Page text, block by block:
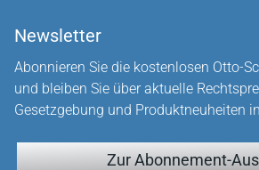
Newsletter
Abonnieren Sie die kostenlosen Otto-
und bleiben Sie über aktuelle
Gesetzgebung und Produktneuheiten
Zur Abonnement-